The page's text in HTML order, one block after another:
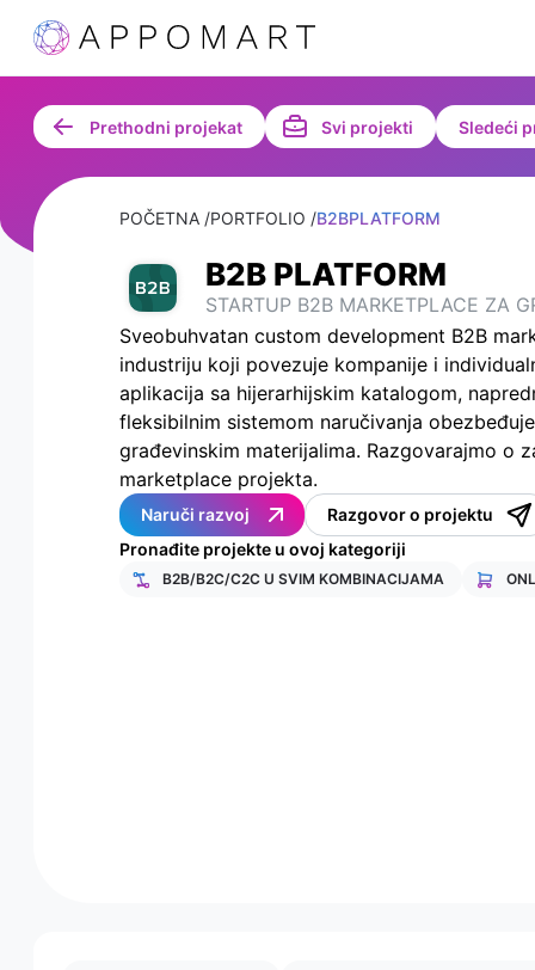
Prethodni projekat Svi projekti Sledeći
POČETNA /PORTFOLIO /B2BPLATFORM
B2B PLATFORM
STARTUP B2B MARKETPLACE ZA
Sveobuhvatan custom development B2B
industriju koji povezuje kompanije i
aplikacija sa hijerarhijskim katalogom,
fleksibilnim sistemom naručivanja
građevinskim materijalima. Razgovarajmo o
marketplace projekta.
Naruči razvoj
Razgovor o projektu
Pronađite projekte u ovoj kategoriji
B2B/B2C/C2C U SVIM KOMBINACIJAMA